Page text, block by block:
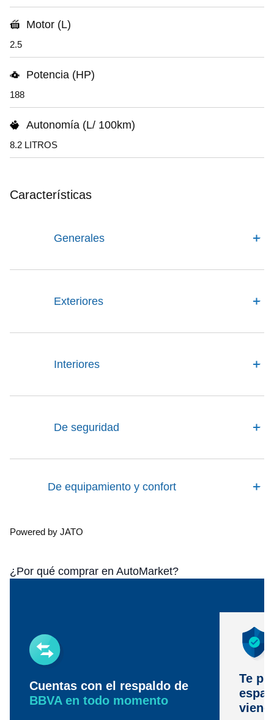
Motor (L)
2.5
Potencia (HP)
188
Autonomía (L/ 100km)
8.2 LITROS
Características
Generales
Exteriores
Interiores
De seguridad
De equipamiento y confort
Powered by JATO
¿Por qué comprar en AutoMarket?
Cuentas con el respaldo de
BBVA en todo momento
Te